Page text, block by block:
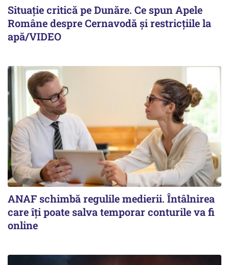
Situație critică pe Dunăre. Ce spun Apele
Române despre Cernavodă și restricțiile la
apă/VIDEO
ANAF schimbă regulile medierii. Întâlnirea
care îți poate salva temporar conturile va fi
online